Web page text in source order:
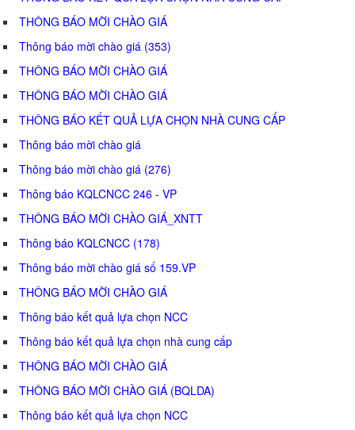
THÔNG BÁO MỜI CHÀO GIÁ
Thông báo mời chào giá (353)
THÔNG BÁO MỜI CHÀO GIÁ
THÔNG BÁO MỜI CHÀO GIÁ
THÔNG BÁO KẾT QUẢ LỰA CHỌN NHÀ CUNG CẤP
Thông báo mời chào giá
Thông báo mời chào giá (276)
Thông báo KQLCNCC 246 - VP
THÔNG BÁO MỜI CHÀO GIÁ_XNTT
Thông báo KQLCNCC (178)
Thông báo mời chào giá số 159.VP
THÔNG BÁO MỜI CHÀO GIÁ
Thông báo kết quả lựa chọn NCC
Thông báo kết quả lựa chọn nhà cung cấp
THÔNG BÁO MỜI CHÀO GIÁ
THÔNG BÁO MỜI CHÀO GIÁ (BQLDA)
Thông báo kết quả lựa chọn NCC